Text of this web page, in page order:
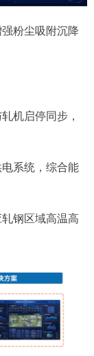
粉尘吸附沉降
机启停同步，
系统，综合能
钢区域高温高